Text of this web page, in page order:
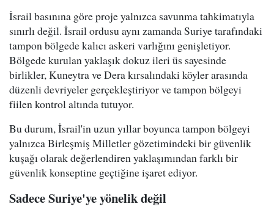
İsrail basınına göre proje yalnızca savunma tahkimatıyla
sınırlı değil. İsrail ordusu aynı zamanda Suriye tarafındaki
tampon bölgede kalıcı askeri varlığını genişletiyor.
Bölgede kurulan yaklaşık dokuz ileri üs sayesinde
birlikler, Kuneytra ve Dera kırsalındaki köyler arasında
düzenli devriyeler gerçekleştiriyor ve tampon bölgeyi
fiilen kontrol altında tutuyor.
Bu durum, İsrail'in uzun yıllar boyunca tampon bölgeyi
yalnızca Birleşmiş Milletler gözetimindeki bir güvenlik
kuşağı olarak değerlendiren yaklaşımından farklı bir
güvenlik konseptine geçtiğine işaret ediyor.
Sadece Suriye'ye yönelik değil